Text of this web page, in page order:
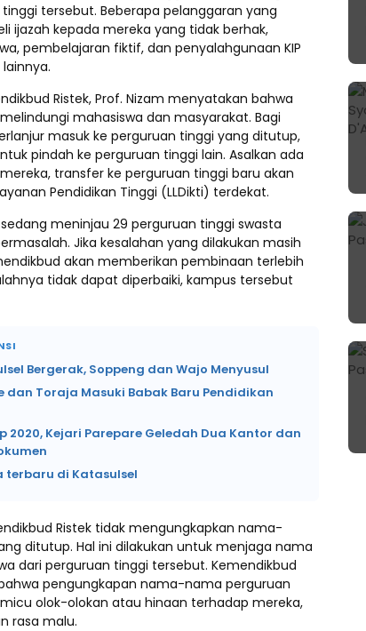
tersebut. Beberapa pelanggaran yang
ijazah kepada mereka yang tidak berhak,
pembelajaran fiktif, dan penyalahgunaan KIP
Ristek, Prof. Nizam menyatakan bahwa
mahasiswa dan masyarakat. Bagi
masuk ke perguruan tinggi yang ditutup,
pindah ke perguruan tinggi lain. Asalkan ada
transfer ke perguruan tinggi baru akan
Pendidikan Tinggi (LLDikti) terdekat.
meninjau 29 perguruan tinggi swasta
Jika kesalahan yang dilakukan masih
akan memberikan pembinaan terlebih
tidak dapat diperbaiki, kampus tersebut
Bergerak, Soppeng dan Wajo Menyusul
dan Toraja Masuki Babak Baru Pendidikan
2020, Kejari Parepare Geledah Dua Kantor dan
terbaru di Katasulsel
Ristek tidak mengungkapkan nama-
ditutup. Hal ini dilakukan untuk menjaga nama
dari perguruan tinggi tersebut. Kemendikbud
pengungkapan nama-nama perguruan
olok-olokan atau hinaan terhadap mereka,
rasa malu.